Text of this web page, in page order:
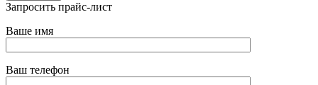
Запросить прайс-лист
Ваше имя
Ваш телефон